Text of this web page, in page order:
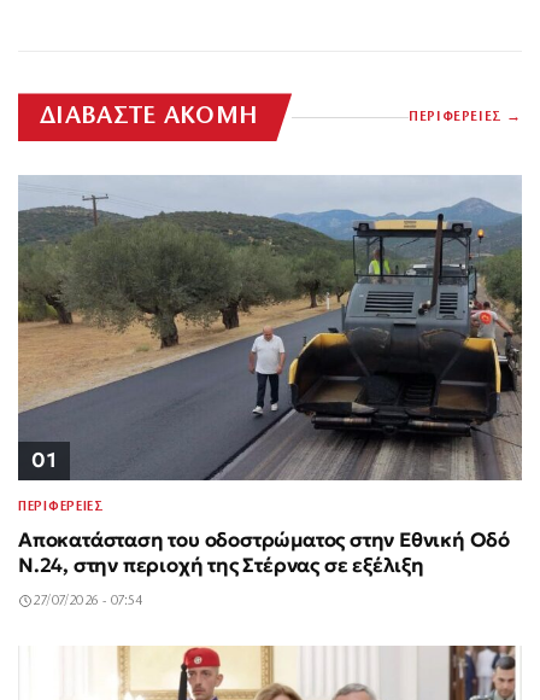
ΔΙΑΒΑΣΤΕ ΑΚΟΜΗ ΠΕΡΙΦΕΡΕΙΕΣ
01
ΠΕΡΙΦΕΡΕΙΕΣ
Αποκατάσταση του οδοστρώματος στην Εθνική Οδό
Ν.24, στην περιοχή της Στέρνας σε εξέλιξη
27/07/2026 - 07:54